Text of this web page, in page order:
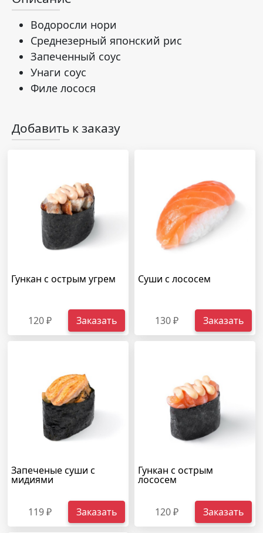
Водоросли нори
Среднезерный японский рис
Запеченный соус
Унаги соус
Филе лосося
Добавить к заказу
Гункан с острым угрем
120 ₽ Заказать
Суши с лососем
130 ₽ Заказать
Запеченые суши с
мидиями
119 ₽ Заказать
Гункан с острым
лососем
120 ₽ Заказать